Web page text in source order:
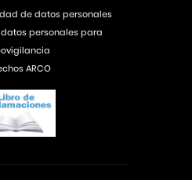
de datos personales
personales para
ARCO